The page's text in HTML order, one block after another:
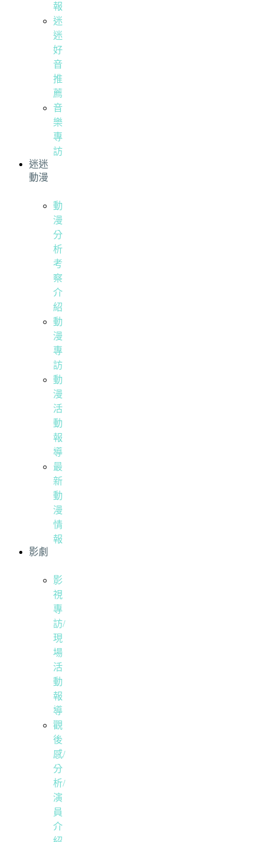
報
迷
迷
好
音
推
薦
音
樂
專
訪
迷迷
動漫
動
漫
分
析
考
察
介
紹
動
漫
專
訪
動
漫
活
動
報
導
最
新
動
漫
情
報
影劇
影
視
專
訪/
現
場
活
動
報
導
觀
後
感/
分
析/
演
員
介